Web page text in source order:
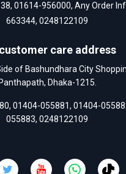
, 01614-956000, Any Order
663344, 0248122109
care address
of Bashundhara City
Panthapath, Dhaka-1215.
, 01404-055881, 01404-
055883, 0248122109